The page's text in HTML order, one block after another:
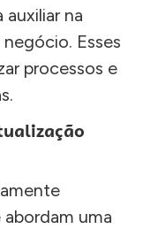
na
Esses
processos e
uma